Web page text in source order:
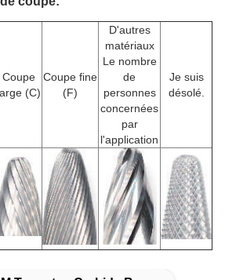
Coupe
(C)
Coupe fine
(F)
D'autres
matériaux
Le nombre
de
personnes
concernées
par
l'application
Je suis
désolé.